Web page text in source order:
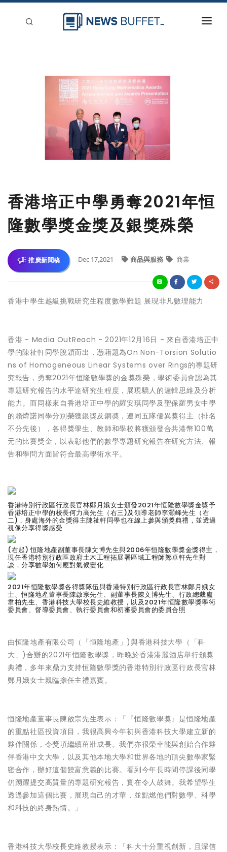
香港培正中學勇奪2021年恒
隆數學獎金獎及銀獎殊榮
推廣新聞稿 Dec 17,2021 商品與服務 商業
香港中學生越級挑戰研究生程度數學難題 展現非凡數理能力
香港 - Media OutReach - 2021年12月16日 - 來自香港培正中
學的陳祉軒同學脫穎而出，憑藉題為On Non-Torsion Solutio
ns of Homogeneous Linear Systems over Rings的專題研
究報告，勇奪2021年恒隆數學獎的金獎殊榮，學術委員會認為其
專題研究報告的水平達研究生程度，展現驕人的邏輯思維及分析
能力。而同樣來自香港培正中學的羅安琪同學及聖保羅男女中學
的賴煒諾同學分別榮獲銀獎及銅奬，連同五隊優異獎得主（排名
不分先後），各得獎學生、教師和學校將獲頒發合共港幣100萬
元的比賽獎金，以表彰他們的數學專題研究報告在研究方法、報
告和學問方面皆符合最高學術水平。
香港特別行政區行政長官林鄭月娥女士頒發2021年恒隆數學獎金獎予
香港培正中學的校長何力高先生（右三)及領導老師李灝峰先生（右
二)，身處海外的金獎得主陳祉軒同學也在線上參與頒獎典禮，並透過
視像分享得獎感受
(右起) 恒隆地產副董事長陳文博先生與2006年恒隆數學獎金獎得主，
現任香港特別行政區政府土木工程拓展署區域工程師鄭卓軒先生對
談，分享數學如何應對氣候變化
2021年恒隆數學獎各得獎隊伍與香港特別行政區行政長官林鄭月娥女
士、恒隆地產董事長陳啟宗先生、副董事長陳文博先生、行政總裁盧
韋柏先生、香港科技大學校長史維教授，以及2021年恒隆數學獎學術
委員會、督導委員會、執行委員會和初審委員會的委員合照
由恒隆地產有限公司 （「恒隆地產」)與香港科技大學（「科
大」)合辦的2021年恒隆數學獎，昨晚於香港港麗酒店舉行頒獎
典禮，多年來鼎力支持恒隆數學獎的香港特別行政區行政長官林
鄭月娥女士親臨擔任主禮嘉賓。
恒隆地產董事長陳啟宗先生表示：「『恒隆數學獎』是恒隆地產
的重點社區投資項目，我很高興今年初與香港科技大學建立新的
夥伴關係，令獎項繼續茁壯成長。我們亦很榮幸能與創始合作夥
伴香港中文大學，以及其他本地大學和世界各地的頂尖數學家緊
密合作，辦好這個饒富意義的比賽。看到今年長時間停課後同學
仍踴躍提交高質量的專題研究報告，實在令人鼓舞。我希望學生
透過參加這個比賽，展現自己的才華，並點燃他們對數學、科學
和科技的終身熱情。」
香港科技大學校長史維教授表示：「科大十分重視創新，且深信